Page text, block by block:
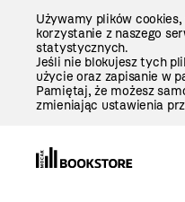
Używamy plików
korzystanie z naszego
statystycznych.
Jeśli nie blokujesz tych
użycie oraz zapisanie w
Pamiętaj, że możesz
zmieniając ustawienia